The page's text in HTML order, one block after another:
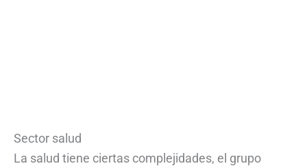
Sector salud
La salud tiene ciertas complejidades, el grupo